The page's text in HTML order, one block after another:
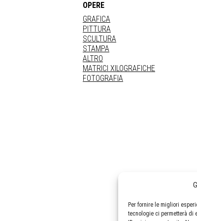
Per fornire le migliori
tecnologie ci permetterà di
OPERE
GRAFICA
PITTURA
SCULTURA
STAMPA
ALTRO
MATRICI XILOGRAFICHE
FOTOGRAFIA